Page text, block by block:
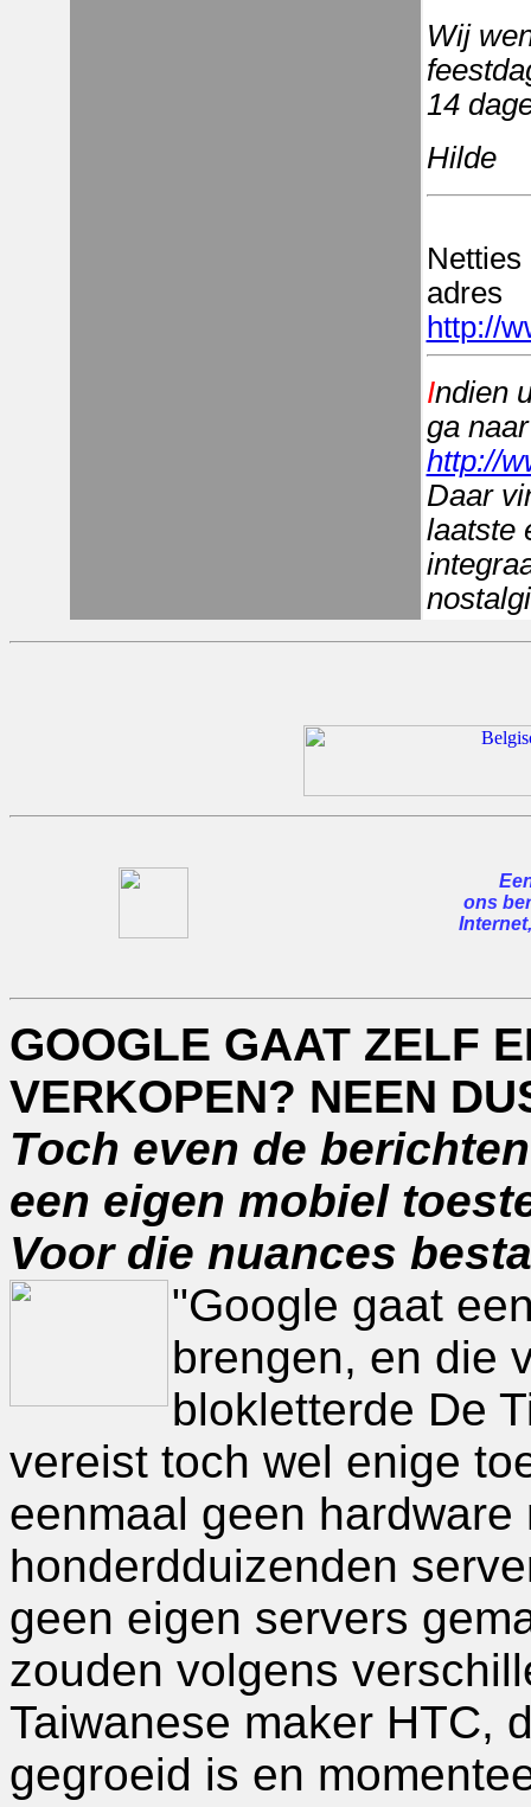
Wij
14
Hilde
Netties
adres
http://
Indien
ga
http://
Daar
laatste
ons
GOOGLE GAAT ZELF
VERKOPEN? NEEN
Toch even de
een eigen mobiel
Voor die nuances
"Google gaat
brengen, en die
blokletterde De
vereist toch wel enige
eenmaal geen
honderdduizenden
geen eigen servers
zouden volgens
Taiwanese maker HTC,
gegroeid is en